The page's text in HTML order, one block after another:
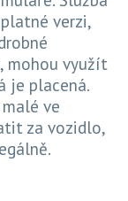
verzi,
mohou využít
je placená.
ve
za vozidlo,